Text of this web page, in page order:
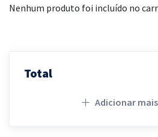
Nenhum produto foi incluído no
Total
Adicionar